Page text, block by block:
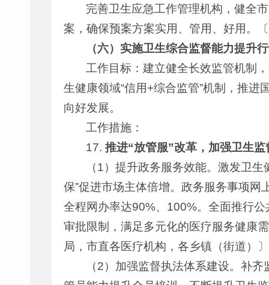
完善卫生应急工作管理机构，健全
案，确保预案方案实用、管用、好用。
（六）实施卫生综合监督能力提升
工作目标：建立健全长效监管机制
生健康领域“信用+综合监管”机制，推
向好发展。
工作措施：
17.推进“放管服”改革，加强卫生
（1）提升政务服务效能。激发卫
保”促进市场主体倍增。政务服务事项网
全程网办率达90%、100%。全面推行
审批限制，满足多元化的医疗服务健康
局，市直各医疗机构，各乡镇（街道）〕
（2）加强监督执法体系建设。补